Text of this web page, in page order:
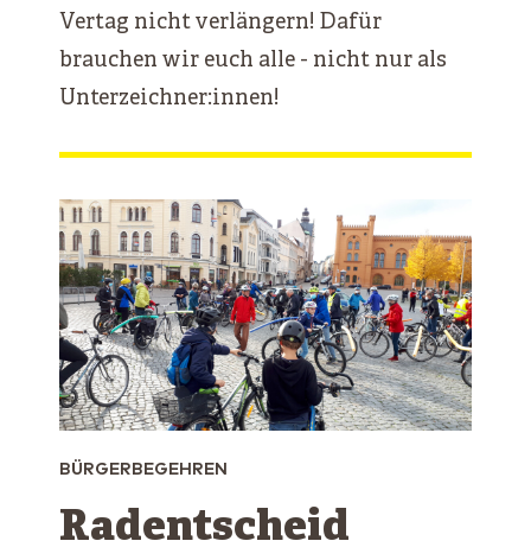
Vertag nicht verlängern! Dafür
brauchen wir euch alle - nicht nur als
Unterzeichner:innen!
BÜRGERBEGEHREN
Radentscheid